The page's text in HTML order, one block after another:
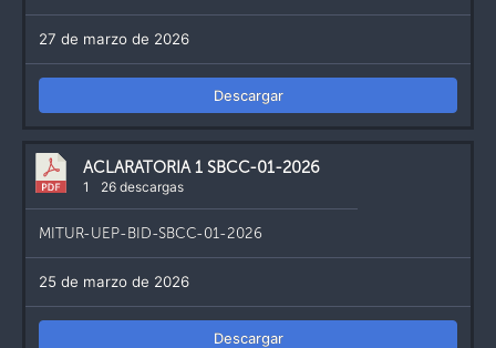
27 de marzo de 2026
Descargar
ACLARATORIA 1 SBCC-01-2026
1 26 descargas
MITUR-UEP-BID-SBCC-01-2026
25 de marzo de 2026
Descargar